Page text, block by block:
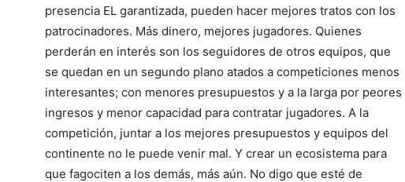
presencia EL garantizada, pueden hacer mejores tratos con los
patrocinadores. Más dinero, mejores jugadores. Quienes
perderán en interés son los seguidores de otros equipos, que
se quedan en un segundo plano atados a competiciones menos
interesantes; con menores presupuestos y a la larga por peores
ingresos y menor capacidad para contratar jugadores. A la
competición, juntar a los mejores presupuestos y equipos del
continente no le puede venir mal. Y crear un ecosistema para
que fagociten a los demás, más aún. No digo que esté de